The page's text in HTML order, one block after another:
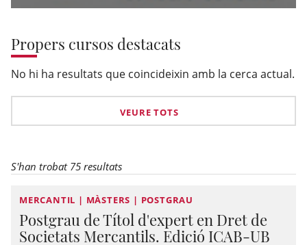
Propers cursos destacats
No hi ha resultats que coincideixin amb la cerca actual.
VEURE TOTS
S'han trobat 75 resultats
MERCANTIL | MÀSTERS | POSTGRAU
Postgrau de Títol d'expert en Dret de
Societats Mercantils. Edició ICAB-UB